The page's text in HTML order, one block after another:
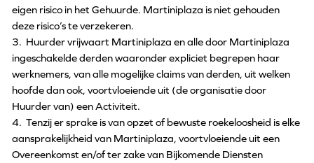
eigen risico in het Gehuurde. Martiniplaza is niet gehouden
deze risico’s te verzekeren.
3. Huurder vrijwaart Martiniplaza en alle door Martiniplaza
ingeschakelde derden waaronder expliciet begrepen haar
werknemers, van alle mogelijke claims van derden, uit welken
hoofde dan ook, voortvloeiende uit (de organisatie door
Huurder van) een Activiteit.
4. Tenzij er sprake is van opzet of bewuste roekeloosheid is elke
aansprakelijkheid van Martiniplaza, voortvloeiende uit een
Overeenkomst en/of ter zake van Bijkomende Diensten